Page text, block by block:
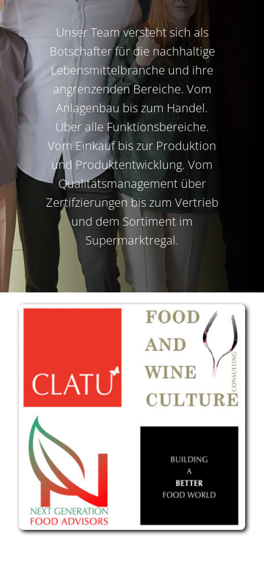
Unser Team versteht sich als
Botschafter für die nachhaltige
Lebensmittelbranche und ihre
angrenzenden Bereiche. Vom
Anlagenbau bis zum Handel.
Über alle Funktionsbereiche.
Vom Einkauf bis zur Produktion
und Produktentwicklung. Vom
Qualitätsmanagement über
Zertifzierungen bis zum Vertrieb
und dem Sortiment im
Supermarktregal.